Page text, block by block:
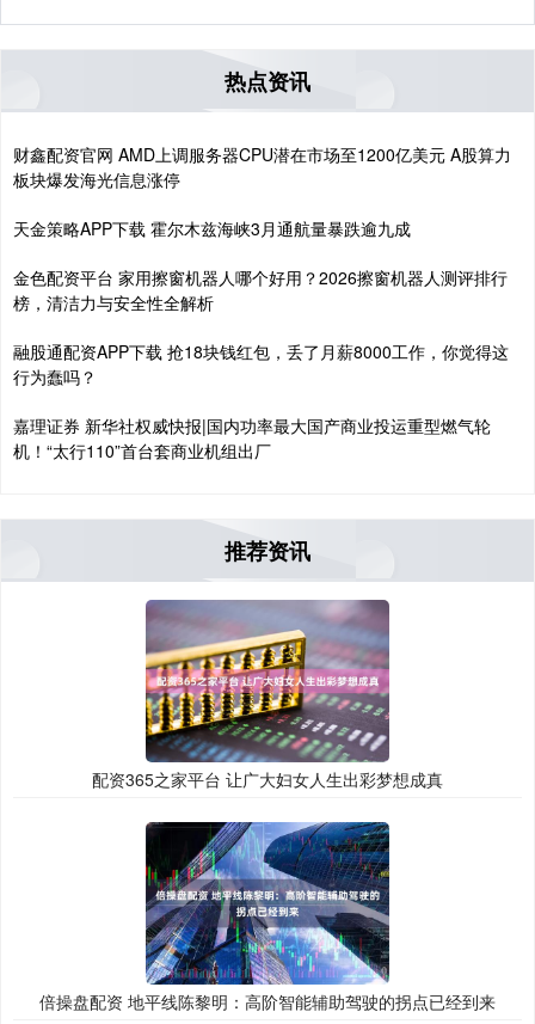
热点资讯
财鑫配资官网 AMD上调服务器CPU潜在市场至1200亿美元 A股算力
板块爆发海光信息涨停
天金策略APP下载 霍尔木兹海峡3月通航量暴跌逾九成
金色配资平台 家用擦窗机器人哪个好用？2026擦窗机器人测评排行
榜，清洁力与安全性全解析
融股通配资APP下载 抢18块钱红包，丢了月薪8000工作，你觉得这
行为蠢吗？
嘉理证券 新华社权威快报|国内功率最大国产商业投运重型燃气轮
机！“太行110”首台套商业机组出厂
推荐资讯
配资365之家平台 让广大妇女人生出彩梦想成真
倍操盘配资 地平线陈黎明：高阶智能辅助驾驶的拐点已经到来